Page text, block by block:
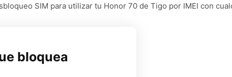
SIM para utilizar tu Honor 70 de Tigo por IMEI con
bloquea